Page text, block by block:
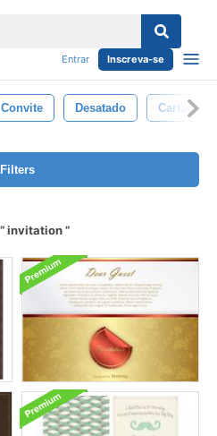
Entrar Inscreva-se
Convite Desatado Cartão
Filters
invitation